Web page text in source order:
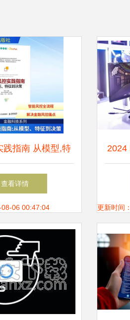
践指南 从模型,特
算机软硬件技术人
电出版社
查看详情
06 00:47:04
2024
解锁
更新时间